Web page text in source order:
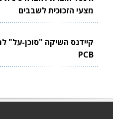
מצעי הזכוכית לשבבים
קיידנס השיקה "סוכן-על"
PCB